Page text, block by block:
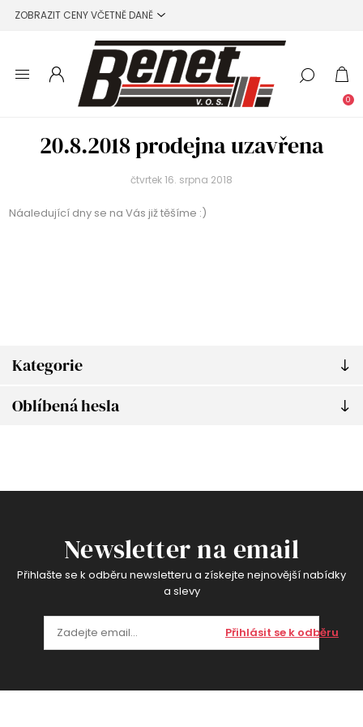
0
Kategorie
Oblíbená hesla
20.8.2018 prodejna uzavřena
čtvrtek 16. srpna 2018
Náaledující dny se na Vás již těšíme :)
Newsletter na email
Přihlašte se k odběru newsletteru a získejte nejnovější nabídky
a slevy
Přihlásit se k odběru